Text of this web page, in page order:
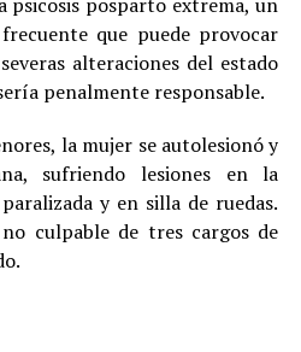
que puede provocar
alteraciones del estado
penalmente responsable.
la mujer se autolesionó y
sufriendo lesiones en la
y en silla de ruedas.
culpable de tres cargos de